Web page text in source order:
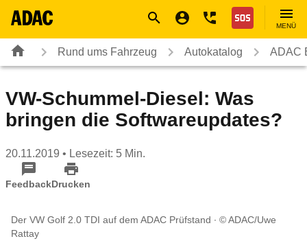
Nothilfe
MENÜ
Rund ums Fahrzeug Autokatalog ADAC
VW-Schummel-Diesel: Was
bringen die Softwareupdates?
20.11.2019 • Lesezeit: 5 Min.
FeedbackDrucken
Der VW Golf 2.0 TDI auf dem ADAC Prüfstand
© ADAC/Uwe
Rattay